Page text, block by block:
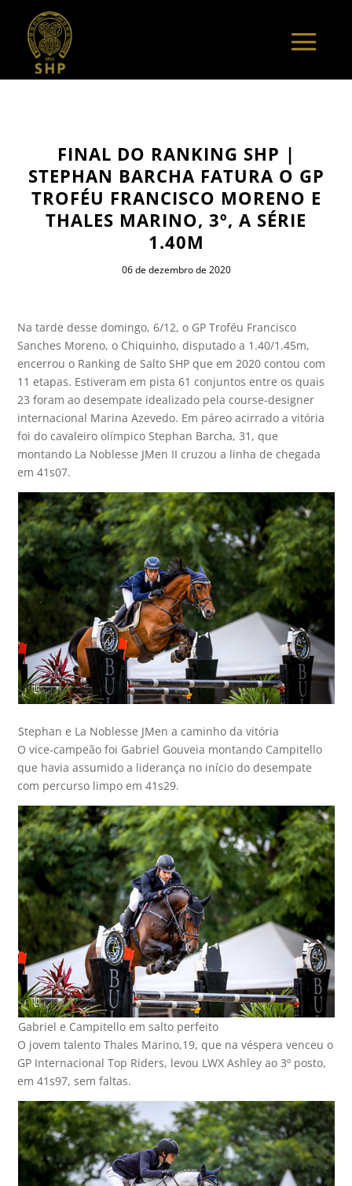
FINAL DO RANKING SHP |
STEPHAN BARCHA FATURA O GP
TROFÉU FRANCISCO MORENO E
THALES MARINO, 3º, A SÉRIE
1.40M
06 de dezembro de 2020
Na tarde desse domingo, 6/12, o GP Troféu Francisco
Sanches Moreno, o Chiquinho, disputado a 1.40/1.45m,
encerrou o Ranking de Salto SHP que em 2020 contou com
11 etapas. Estiveram em pista 61 conjuntos entre os quais
23 foram ao desempate idealizado pela course-designer
internacional Marina Azevedo. Em páreo acirrado a vitória
foi do cavaleiro olímpico Stephan Barcha, 31, que
montando La Noblesse JMen II cruzou a linha de chegada
em 41s07.
Stephan e La Noblesse JMen a caminho da vitória
O vice-campeão foi Gabriel Gouveia montando Campitello
que havia assumido a liderança no início do desempate
com percurso limpo em 41s29.
Gabriel e Campitello em salto perfeito
O jovem talento Thales Marino,19, que na véspera venceu o
GP Internacional Top Riders, levou LWX Ashley ao 3º posto,
em 41s97, sem faltas.